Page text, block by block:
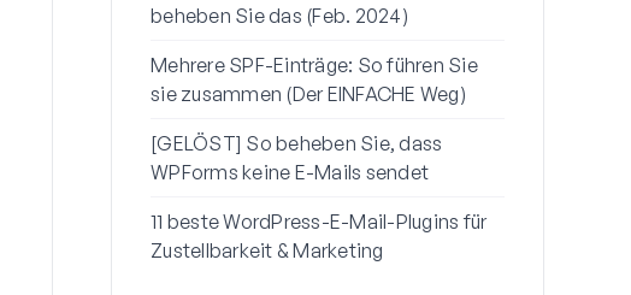
beheben Sie das (Feb. 2024)
Mehrere SPF-Einträge: So führen Sie
sie zusammen (Der EINFACHE Weg)
[GELÖST] So beheben Sie, dass
WPForms keine E-Mails sendet
11 beste WordPress-E-Mail-Plugins für
Zustellbarkeit & Marketing